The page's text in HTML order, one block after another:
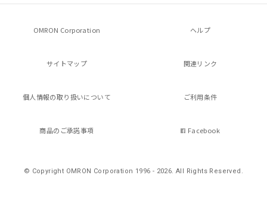
OMRON Corporation ヘルプ
サイトマップ 関連リンク
個人情報の取り扱いについて ご利用条件
商品のご承諾事項 Facebook
© Copyright OMRON Corporation 1996 - 2026.All Rights Reserved.